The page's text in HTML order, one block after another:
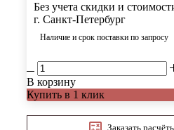
Без учета скидки и
г. Санкт-Петербург
Наличие и срок поставки по запросу
В корзину
Купить в 1 клик
Заказать